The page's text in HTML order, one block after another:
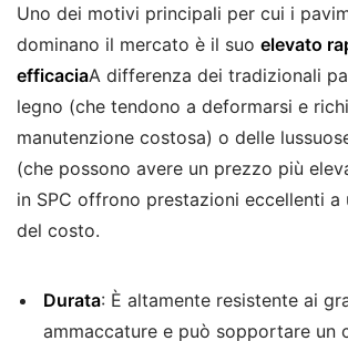
Uno dei motivi principali per cui i
dominano il mercato è il suo elevato
efficaciaA differenza dei tradizionali
legno (che tendono a deformarsi e
manutenzione costosa) o delle
(che possono avere un prezzo più
in SPC offrono prestazioni eccellenti a
del costo.
Durata: È altamente resistente ai
ammaccature e può sopportare un